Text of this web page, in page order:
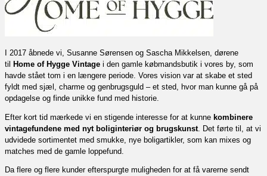
I 2017 åbnede vi, Susanne Sørensen og Sascha Mikkelsen, dørene
til
Home of Hygge Vintage i den gamle købmandsbutik i vores by, som
havde stået tom i en længere periode. Vores vision var at skabe et sted
fyldt med sjæl, charme og genbrugsguld – et sted, hvor man kunne gå på
opdagelse og finde unikke fund med historie.
Efter kort tid mærkede vi en stigende interesse for at kunne kombinere
vintagefundene med nyt boliginteriør og brugskunst . Det førte til, at vi
udvidede sortimentet med smukke, nye boligartikler, som kan mixes og
matches med de gamle loppefund.
Da flere og flere kunder efterspurgte muligheden for at få varerne sendt